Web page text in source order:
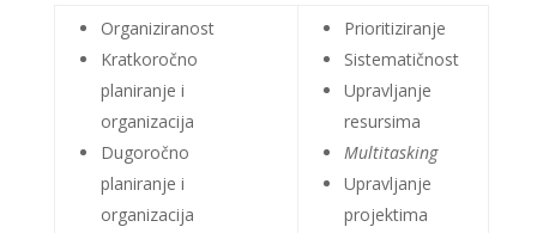
Organiziranost
Kratkoročno
planiranje i
organizacija
Dugoročno
planiranje i
organizacija
Prioritiziranje
Sistematičnost
Upravljanje
resursima
Multitasking
Upravljanje
projektima